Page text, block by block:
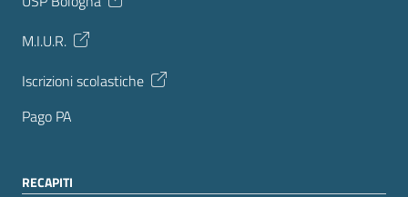
M.I.U.R.
Iscrizioni scolastiche
Pago PA
RECAPITI